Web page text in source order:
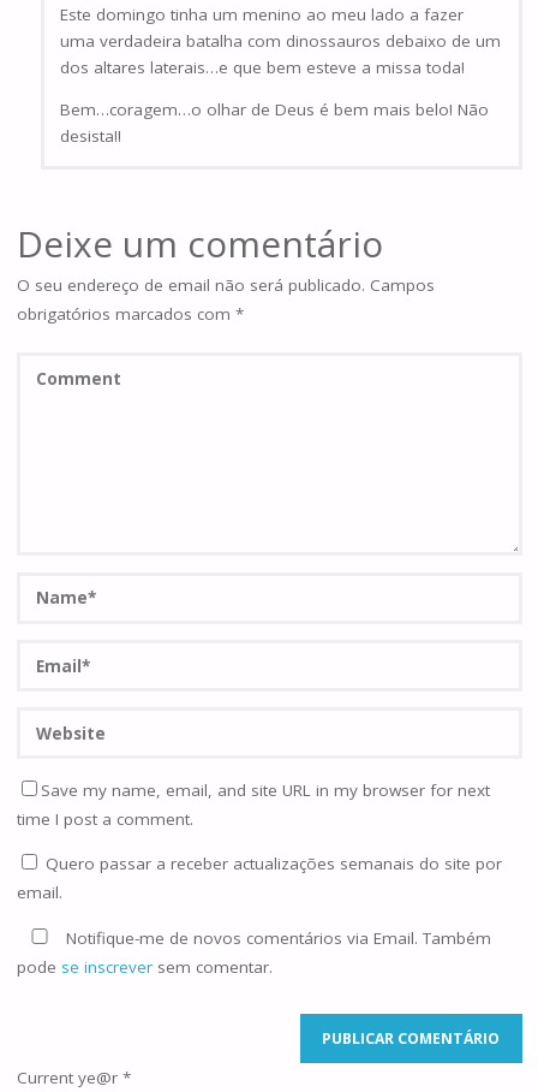
Este domingo tinha um menino ao meu lado a fazer
uma verdadeira batalha com dinossauros debaixo de um
dos altares laterais…e que bem esteve a missa toda!
Bem…coragem…o olhar de Deus é bem mais belo! Não
desista!!
Deixe um comentário
O seu endereço de email não será publicado. Campos
obrigatórios marcados com *
Save my name, email, and site URL in my browser for next
time I post a comment.
Quero passar a receber actualizações semanais do site por
email.
Notifique-me de novos comentários via Email. Também
pode se inscreversem comentar.
Current ye@r *